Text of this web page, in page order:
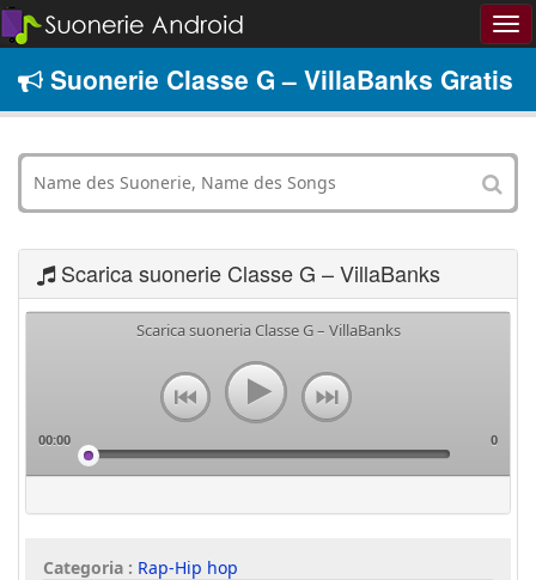
Suonerie Classe G – VillaBanks Gratis
Scarica suonerie Classe G – VillaBanks
Scarica suoneria Classe G – VillaBanks
00:00 0
Categoria : Rap-Hip hop